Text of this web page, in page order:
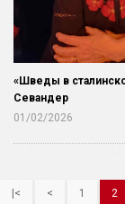
«Шведы в
Севандер
01/02/2026
|< < 1 2